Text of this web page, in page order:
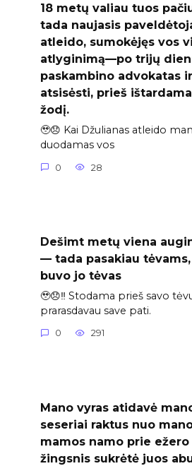
18 metų valiau tuos
tada naujasis
atleido, sumokėjęs vos
atlyginimą—po trijų
paskambino advokatas
atsisėsti, prieš
žodį.
🥹😞 Kai Džulianas atleido
duodamas vos
0 28
Dešimt metų viena
— tada pasakiau
buvo jo tėvas
🥹😞‼️ Stodama prieš savo
prarasdavau save pati.
0 291
Mano vyras atidavė
seseriai raktus nuo
mamos namo prie
žingsnis sukrėtė juos